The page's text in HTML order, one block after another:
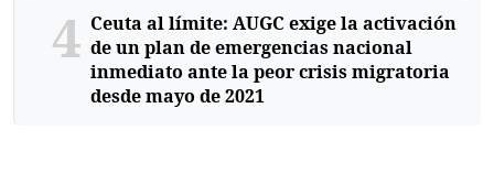
4 Ceuta al límite: AUGC exige la activación
de un plan de emergencias nacional
inmediato ante la peor crisis migratoria
desde mayo de 2021